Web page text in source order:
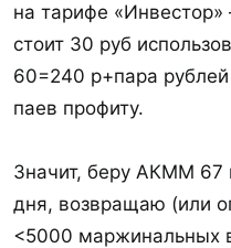
на тарифе
стоит 30 руб
60=240 р+пара
паев профиту.
Значит, беру АКММ 67
дня, возвращаю (или
<5000 маржинальных